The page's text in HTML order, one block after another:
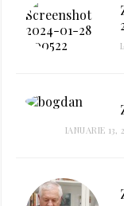
IANUARIE 13,